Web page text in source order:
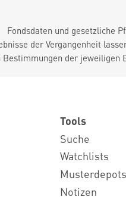
Fondsdaten und gesetzliche
der Vergangenheit
der jeweiligen
Tools
Suche
Watchlists
Musterdepots
Notizen